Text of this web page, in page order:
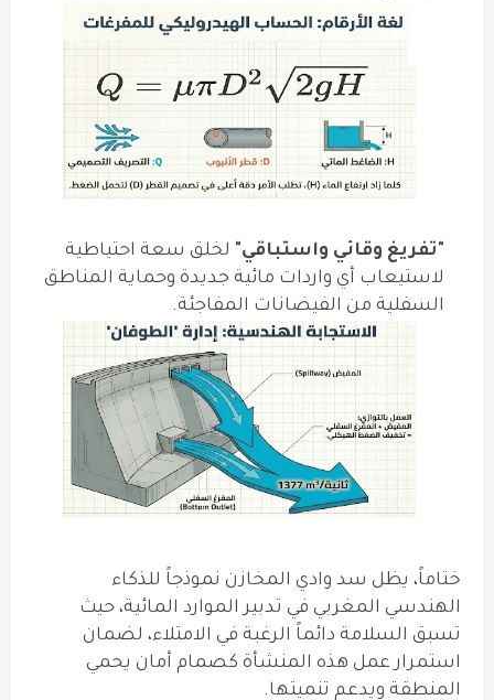
"تفريغ وقائي واستباقي" لخلق سعة احتياطية
لاستيعاب أي واردات مائية جديدة وحماية المناطق
السفلية من الفيضانات المفاجئة.
ختاماً، يظل سد وادي المخازن نموذجاً للذكاء
الهندسي المغربي في تدبير الموارد المائية، حيث
تسبق السلامة دائماً الرغبة في الامتلاء، لضمان
استمرار عمل هذه المنشأة كصمام أمان يحمي
المنطقة ويدعم تنميتها.